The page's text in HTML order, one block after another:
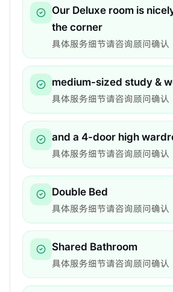
Our Deluxe room is
the corner
具体服务细节请咨询顾问确认
medium-sized study &
具体服务细节请咨询顾问确认
and a 4-door high
具体服务细节请咨询顾问确认
Double Bed
具体服务细节请咨询顾问确认
Shared Bathroom
具体服务细节请咨询顾问确认